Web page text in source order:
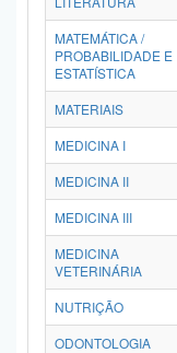
MATEMÁTICA /
PROBABILIDADE E
ESTATÍSTICA
MATERIAIS
MEDICINA I
MEDICINA II
MEDICINA III
MEDICINA
VETERINÁRIA
NUTRIÇÃO
ODONTOLOGIA